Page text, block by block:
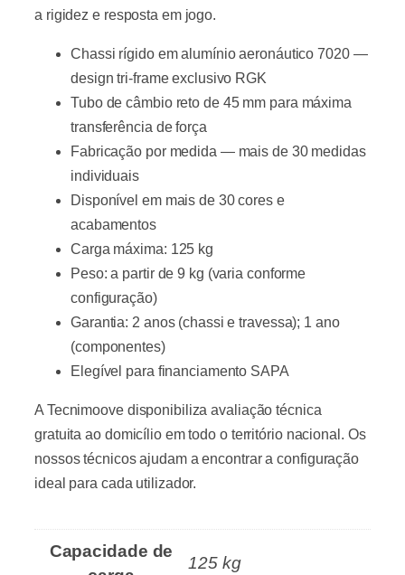
a rigidez e resposta em jogo.
Chassi rígido em alumínio aeronáutico 7020 —
design tri-frame exclusivo RGK
Tubo de câmbio reto de 45 mm para máxima
transferência de força
Fabricação por medida — mais de 30 medidas
individuais
Disponível em mais de 30 cores e
acabamentos
Carga máxima: 125 kg
Peso: a partir de 9 kg (varia conforme
configuração)
Garantia: 2 anos (chassi e travessa); 1 ano
(componentes)
Elegível para financiamento SAPA
A Tecnimoove disponibiliza avaliação técnica
gratuita ao domicílio em todo o território nacional. Os
nossos técnicos ajudam a encontrar a configuração
ideal para cada utilizador.
Capacidade de
125 kg